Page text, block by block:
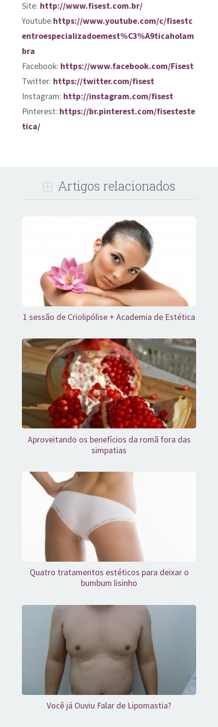
Site: http://www.fisest.com.br/
Youtube:https://www.youtube.com/c/fisestc
entroespecializadoemest%C3%A9ticaholam
bra
Facebook: https://www.facebook.com/Fisest
Twitter: https://twitter.com/fisest
Instagram: http://instagram.com/fisest
Pinterest: https://br.pinterest.com/fisesteste
tica/
Artigos relacionados
1 sessão de Criolipólise + Academia de Estética
Aproveitando os benefícios da romã fora das
simpatias
Quatro tratamentos estéticos para deixar o
bumbum lisinho
Você já Ouviu Falar de Lipomastia?